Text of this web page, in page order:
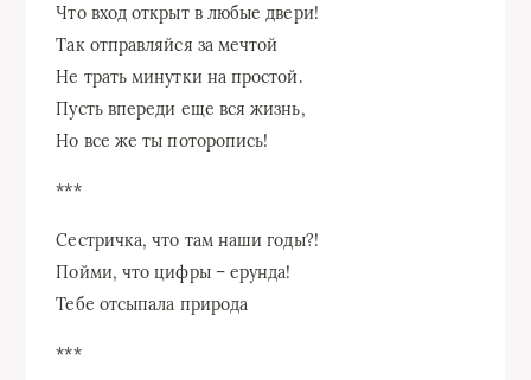
Что вход открыт в любые двери!
Так отправляйся за мечтой
Не трать минутки на простой.
Пусть впереди еще вся жизнь,
Но все же ты поторопись!
***
Сестричка, что там наши годы?!
Пойми, что цифры – ерунда!
Тебе отсыпала природа
***